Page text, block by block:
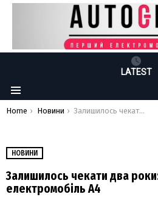
LATEST
Menu
You are here:
Home Новини Залишилось чекати два роки: Audi готує електромобіль A4
НОВИНИ
Залишилось чекати два
електромобіль A4